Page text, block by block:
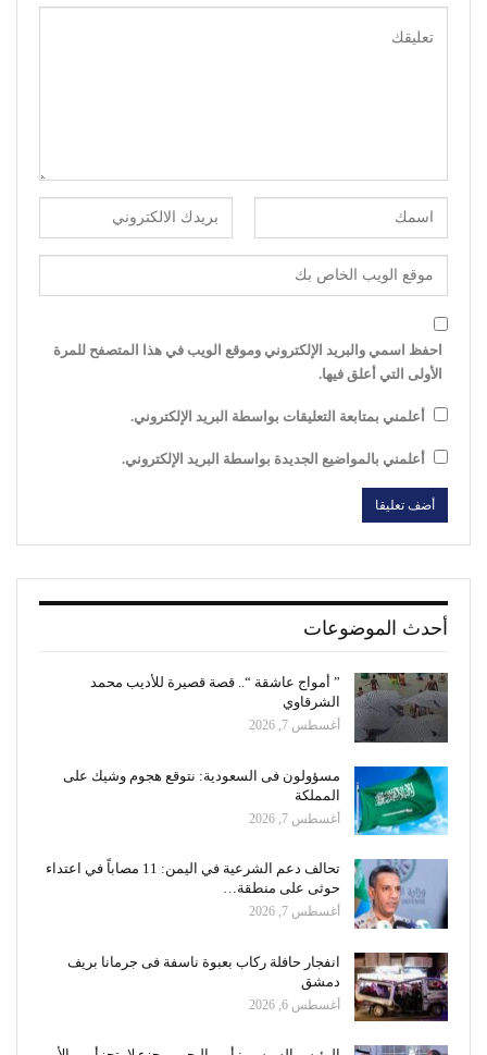
احفظ اسمي والبريد الإلكتروني وموقع الويب في هذا المتصفح للمرة
الأولى التي أعلق فيها.
أعلمني بمتابعة التعليقات بواسطة البريد الإلكتروني.
أعلمني بالمواضيع الجديدة بواسطة البريد الإلكتروني.
أحدث الموضوعات
” أمواج عاشقة “.. قصة قصيرة للأديب محمد
الشرقاوي
أغسطس 7, 2026
مسؤولون فى السعودية: نتوقع هجوم وشيك على
المملكة
أغسطس 7, 2026
تحالف دعم الشرعية في اليمن: 11 مصاباً في اعتداء
حوثى على منطقة…
أغسطس 7, 2026
انفجار حافلة ركاب بعبوة ناسفة فى جرمانا بريف
دمشق
أغسطس 6, 2026